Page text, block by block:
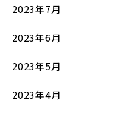
2023年7月
2023年6月
2023年5月
2023年4月